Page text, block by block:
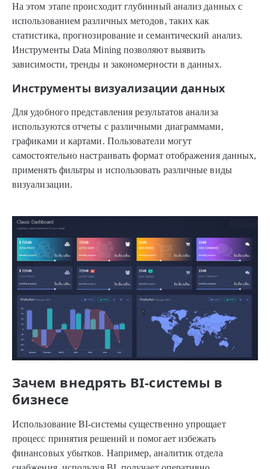
На этом этапе происходит глубинный анализ данных с
использованием различных методов, таких как
статистика, прогнозирование и семантический анализ.
Инструменты Data Mining позволяют выявить
зависимости, тренды и закономерности в данных.
Инструменты визуализации данных
Для удобного представления результатов анализа
используются отчеты с различными диаграммами,
графиками и картами. Пользователи могут
самостоятельно настраивать формат отображения данных,
применять фильтры и использовать различные виды
визуализации.
Зачем внедрять BI-системы в
бизнесе
Использование BI-системы существенно упрощает
процесс принятия решений и помогает избежать
финансовых убытков. Например, аналитик отдела